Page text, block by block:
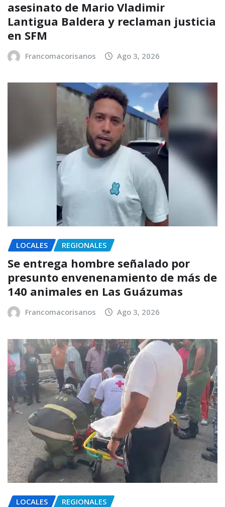
asesinato de Mario Vladimir
Lantigua Baldera y reclaman justicia
en SFM
Francomacorisanos Ago 3, 2026
LOCALES REGIONALES
Se entrega hombre señalado por
presunto envenenamiento de más de
140 animales en Las Guázumas
Francomacorisanos Ago 3, 2026
LOCALES REGIONALES